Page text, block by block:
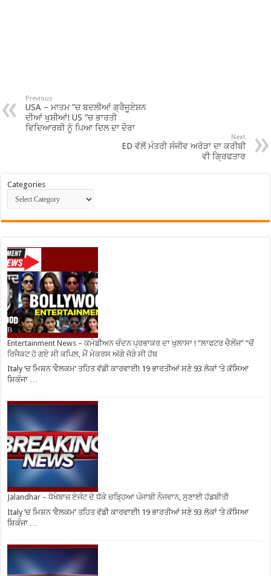
Previous
USA – ਮਾਤਮ ”ਚ ਬਦਲੀਆਂ ਗ੍ਰੈਜੂਏਸ਼ਨ
ਦੀਆਂ ਖੁਸ਼ੀਆਂ! US ”ਚ ਭਾਰਤੀ
ਵਿਦਿਆਰਥੀ ਨੂੰ ਪਿਆ ਦਿਲ ਦਾ ਦੌਰਾ
Next
ED ਵੱਲੋਂ ਮੰਤਰੀ ਸੰਜੀਵ ਅਰੋੜਾ ਦਾ ਕਰੀਬੀ
ਵੀ ਗ੍ਰਿਫਤਾਰ
Categories
Entertainment News – ਕਮੇਡੀਅਨ ਚੰਦਨ ਪ੍ਰਭਾਕਰ ਦਾ ਖੁਲਾਸਾ ! ”ਲਾਫਟਰ ਚੈਲੇਂਜ” ”ਚੋਂ
ਰਿਜੈਕਟ ਹੋ ਗਏ ਸੀ ਕਪਿਲ, ਮੈਂ ਮੇਕਰਸ ਅੱਗੇ ਜੋੜੇ ਸੀ ਹੱਥ
Italy ‘ਚ ਮਿਸ਼ਨ ‘ਵੈਲਕਮ’ ਤਹਿਤ ਵੱਡੀ ਕਾਰਵਾਈ! 19 ਭਾਰਤੀਆਂ ਸਣੇ 93 ਲੋਕਾਂ ‘ਤੇ ਕੱਸਿਆ
ਸ਼ਿਕੰਜਾ …
Jalandhar – ਧੋਖੇਬਾਜ਼ ਏਜੰਟ ਦੇ ਧੱਕੇ ਚੜ੍ਹਿਆ ਪੰਜਾਬੀ ਨੌਜਵਾਨ, ਸੁਣਾਈ ਹੱਡਬੀਤੀ
Italy ‘ਚ ਮਿਸ਼ਨ ‘ਵੈਲਕਮ’ ਤਹਿਤ ਵੱਡੀ ਕਾਰਵਾਈ! 19 ਭਾਰਤੀਆਂ ਸਣੇ 93 ਲੋਕਾਂ ‘ਤੇ ਕੱਸਿਆ
ਸ਼ਿਕੰਜਾ …